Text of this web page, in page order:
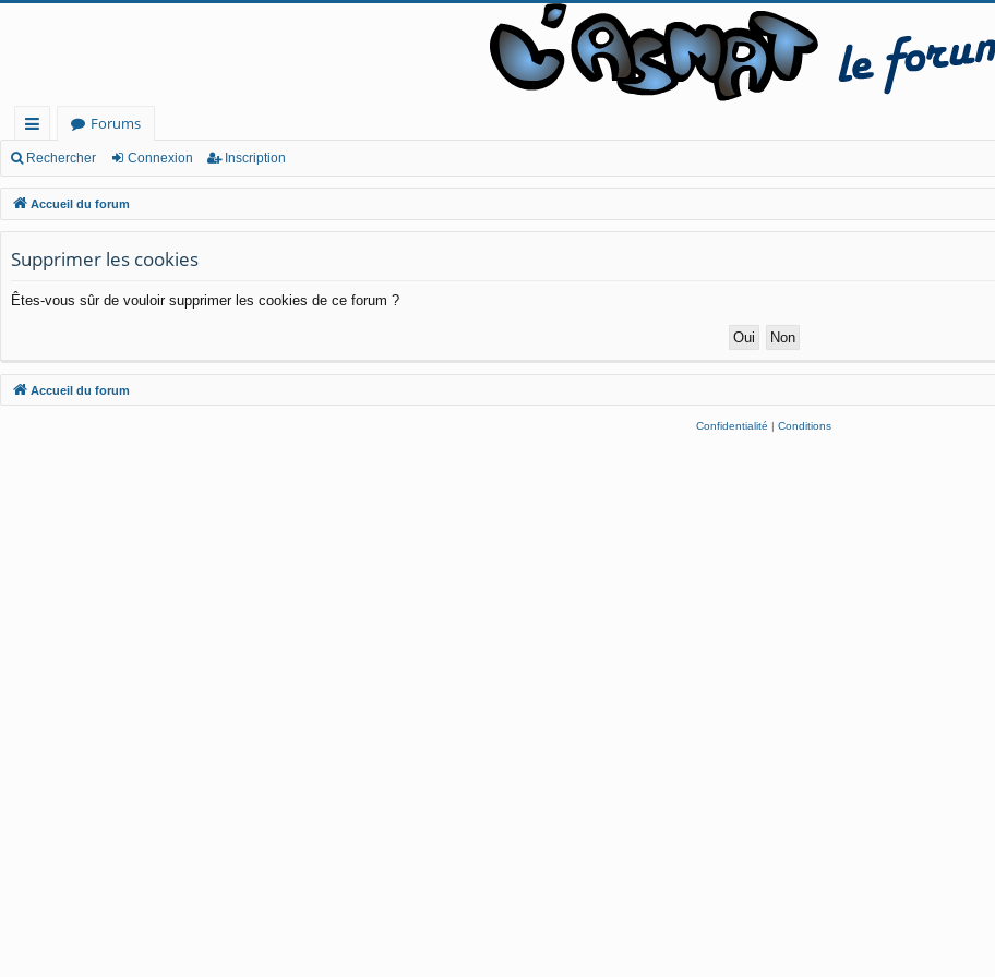
ac
co
ur
cis
Forums
Rechercher Connexion Inscription
Accueil du forum
Supprimer les cookies
Êtes-vous sûr de vouloir supprimer les cookies de ce forum ?
Accueil du forum
Confidentialité | Conditions